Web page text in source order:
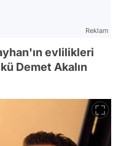
Reklam
evlilikleri
Demet Akalın